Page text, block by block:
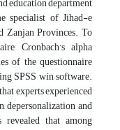
specialist of Jihad-e
Zanjan Provinces. To
Cronbach’s alpha
of the questionnaire
SPSS win software.
experts experienced
depersonalization and
revealed that among